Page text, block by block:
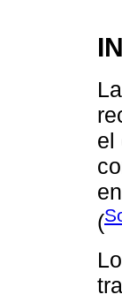
el
(